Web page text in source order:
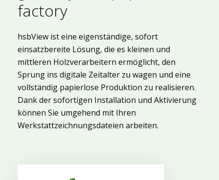
factory
hsbView ist eine eigenständige, sofort
einsatzbereite Lösung, die es kleinen und
mittleren Holzverarbeitern ermöglicht, den
Sprung ins digitale Zeitalter zu wagen und eine
vollständig papierlose Produktion zu realisieren.
Dank der sofortigen Installation und Aktivierung
können Sie umgehend mit Ihren
Werkstattzeichnungsdateien arbeiten.